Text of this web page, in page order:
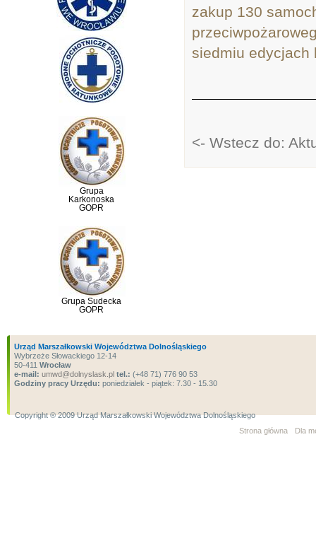
Grupa
Karkonoska
GOPR
Grupa Sudecka
GOPR
zakup 130
siedmiu edycjach
<- Wstecz do:
Urząd Marszałkowski Województwa Dolnośląskiego
Wybrzeże Słowackiego 12-14
50-411 Wrocław
e-mail: umwd@dolnyslask.pl tel.: (+48 71) 776 90 53
Godziny pracy Urzędu: poniedziałek - piątek: 7.30 - 15.30
Copyright ® 2009 Urząd Marszałkowski Województwa Dolnośląskiego
Strona główna
Dla